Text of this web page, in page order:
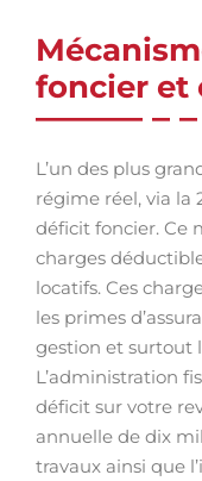
foncier et
L’un des plus
régime réel, via la
déficit foncier. Ce
charges
locatifs. Ces
les primes
gestion et surtout
L’administration
déficit sur votre
annuelle de dix
travaux ainsi que